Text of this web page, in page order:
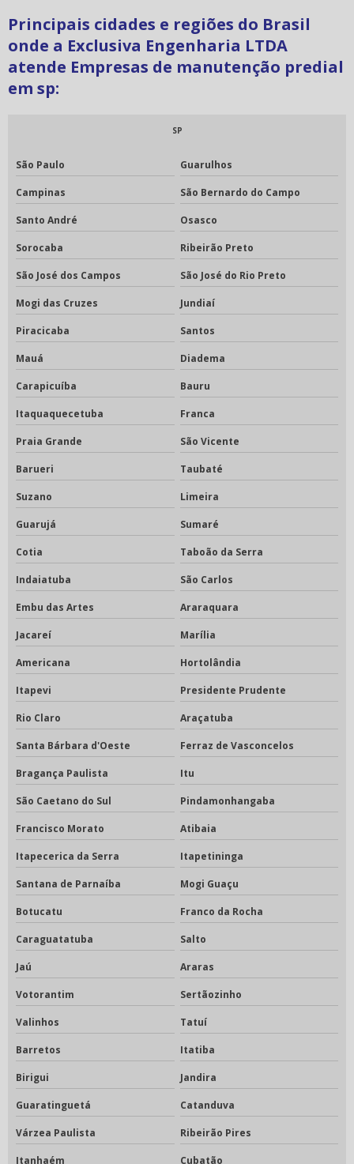
PROJETOS ELÉTRICOS PREDIAIS
PRUMADA ELÉTRICA
PRUMADAS ELÉTRICAS PREDIAIS
REFORMA DE CENTRO DE MEDIÇÃO
REFORMAS INSTALAÇÕES ELÉTRICAS
RETROFIT ELÉTRICA E AUTOMAÇÃO
RETROFIT ELÉTRICO
RETROFIT PAINEL ELÉTRICO
SERVIÇO DE INSTALAÇÃO DE PAINÉIS ELÉTRICOS
SERVIÇO DE INSTALAÇÃO ELÉTRICA PREDIAL
SUBSTITUIÇÃO DAS PRUMADAS ELÉTRICAS PREDIAIS
VISTORIA DE INSTALAÇÃO ELÉTRICA
VISTORIA ELÉTRICA PREDIAL
VISTORIA ENERGIA ELÉTRICA
VISTORIA REDE ELÉTRICA
Principais cidades e regiões do Brasil
onde a Exclusiva Engenharia LTDA
atende Empresas de manutenção predial
em sp:
SP
São Paulo Guarulhos
Campinas São Bernardo do Campo
Santo André Osasco
Sorocaba Ribeirão Preto
São José dos Campos São José do Rio Preto
Mogi das Cruzes Jundiaí
Piracicaba Santos
Mauá Diadema
Carapicuíba Bauru
Itaquaquecetuba Franca
Praia Grande São Vicente
Barueri Taubaté
Suzano Limeira
Guarujá Sumaré
Cotia Taboão da Serra
Indaiatuba São Carlos
Embu das Artes Araraquara
Jacareí Marília
Americana Hortolândia
Itapevi Presidente Prudente
Rio Claro Araçatuba
Santa Bárbara d'Oeste Ferraz de Vasconcelos
Bragança Paulista Itu
São Caetano do Sul Pindamonhangaba
Francisco Morato Atibaia
Itapecerica da Serra Itapetininga
Santana de Parnaíba Mogi Guaçu
Botucatu Franco da Rocha
Caraguatatuba Salto
Jaú Araras
Votorantim Sertãozinho
Valinhos Tatuí
Barretos Itatiba
Birigui Jandira
Guaratinguetá Catanduva
Várzea Paulista Ribeirão Pires
Itanhaém Cubatão